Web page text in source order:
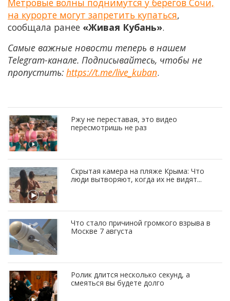
Метровые волны поднимутся у берегов Сочи,
на курорте могут запретить купаться,
сообщала ранее «Живая Кубань».
Самые важные новости теперь в нашем
Telegram-канале. Подписывайтесь, чтобы не
пропустить: https://t.me/live_kuban.
Ржу не переставая, это видео
пересмотришь не раз
Скрытая камера на пляже Крыма: Что
люди вытворяют, когда их не видят...
Что стало причиной громкого взрыва в
Москве 7 августа
Ролик длится несколько секунд, а
смеяться вы будете долго